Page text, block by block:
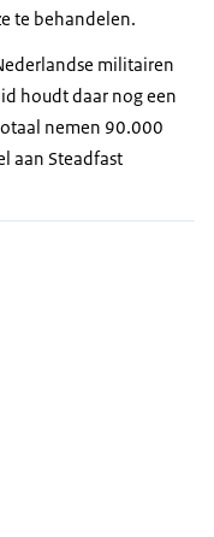
te behandelen.
militairen
houdt daar nog een
nemen 90.000
aan Steadfast